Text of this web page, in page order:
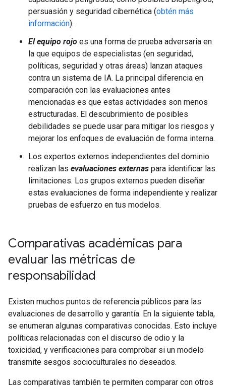
persuasión y seguridad cibernética (obtén más
información).
El equipo rojo es una forma de prueba adversaria en
la que equipos de especialistas (en seguridad,
políticas, seguridad y otras áreas) lanzan ataques
contra un sistema de IA. La principal diferencia en
comparación con las evaluaciones antes
mencionadas es que estas actividades son menos
estructuradas. El descubrimiento de posibles
debilidades se puede usar para mitigar los riesgos y
mejorar los enfoques de evaluación de forma interna.
Los expertos externos independientes del dominio
realizan las evaluaciones externas para identificar las
limitaciones. Los grupos externos pueden diseñar
estas evaluaciones de forma independiente y realizar
pruebas de esfuerzo en tus modelos.
Comparativas académicas para
evaluar las métricas de
responsabilidad
Existen muchos puntos de referencia públicos para las
evaluaciones de desarrollo y garantía. En la siguiente tabla,
se enumeran algunas comparativas conocidas. Esto incluye
políticas relacionadas con el discurso de odio y la
toxicidad, y verificaciones para comprobar si un modelo
transmite sesgos socioculturales no deseados.
Las comparativas también te permiten comparar con otros